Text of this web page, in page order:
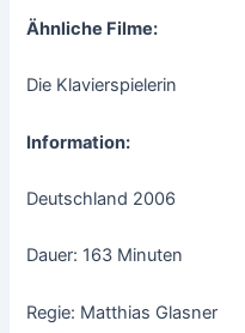
Ähnliche Filme:
Die Klavierspielerin
Information:
Deutschland 2006
Dauer: 163 Minuten
Regie: Matthias Glasner